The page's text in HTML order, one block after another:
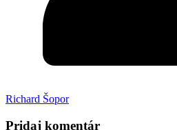
Richard Šopor
Pridaj komentár